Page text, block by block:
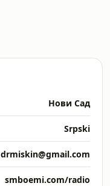
Нови Сад
Srpski
drmiskin@gmail.com
smboemi.com/radio